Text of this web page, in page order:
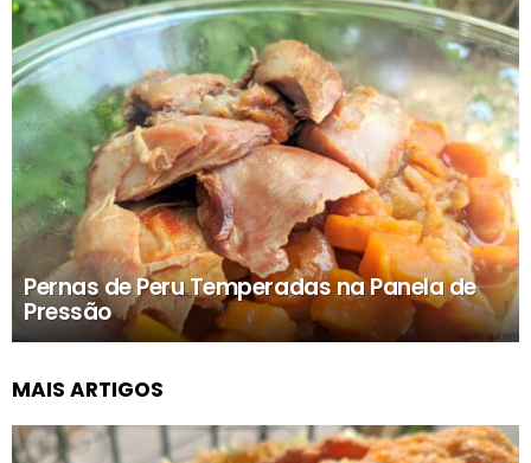
Pernas de Peru Temperadas na Panela de
Pressão
MAIS ARTIGOS